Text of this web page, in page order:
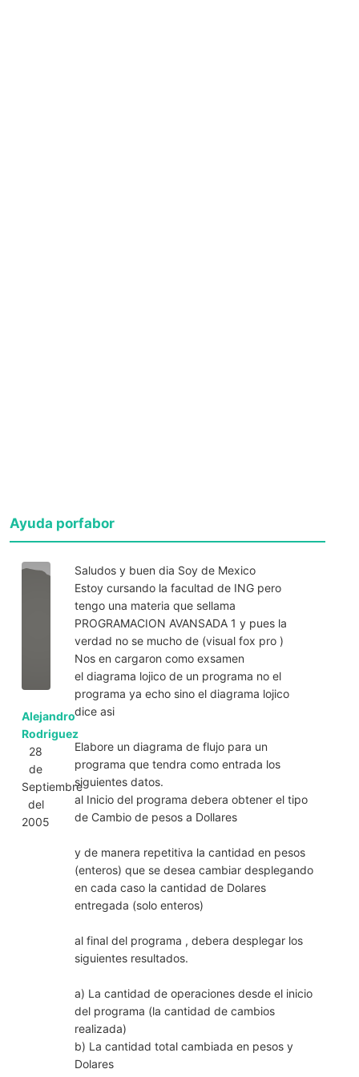
Ayuda porfabor
Alejandro
Rodriguez
28
de
Septiembre
del
2005
Saludos y buen dia Soy de Mexico
Estoy cursando la facultad de ING pero
tengo una materia que sellama
PROGRAMACION AVANSADA 1 y pues la
verdad no se mucho de (visual fox pro )
Nos en cargaron como exsamen
el diagrama lojico de un programa no el
programa ya echo sino el diagrama lojico
dice asi
Elabore un diagrama de flujo para un
programa que tendra como entrada los
siguientes datos.
al Inicio del programa debera obtener el tipo
de Cambio de pesos a Dollares
y de manera repetitiva la cantidad en pesos
(enteros) que se desea cambiar desplegando
en cada caso la cantidad de Dolares
entregada (solo enteros)
al final del programa , debera desplegar los
siguientes resultados.
a) La cantidad de operaciones desde el inicio
del programa (la cantidad de cambios
realizada)
b) La cantidad total cambiada en pesos y
Dolares